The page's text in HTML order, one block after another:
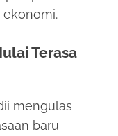
ekonomi.
Terasa
mengulas
baru